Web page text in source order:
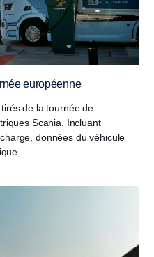
européenne
de la tournée de
Scania. Incluant
données du véhicule